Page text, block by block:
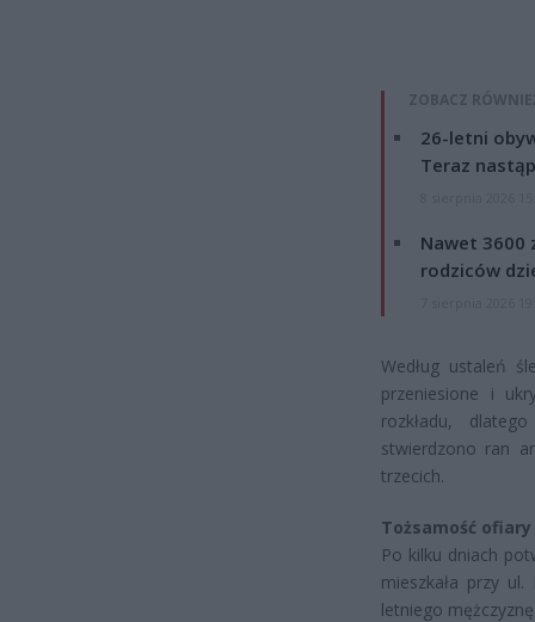
ZOBACZ
26-letni
Teraz
Nawet 3600
rodziców
Według ustaleń
przeniesione i
rozkładu,
stwierdzono ran
trzecich.
Tożsamość
Po kilku dniach
mieszkała przy
letniego